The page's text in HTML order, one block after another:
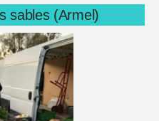
sables (Armel)